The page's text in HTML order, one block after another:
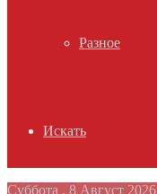
Разное
Искать
Суббота , 8 Август 2026